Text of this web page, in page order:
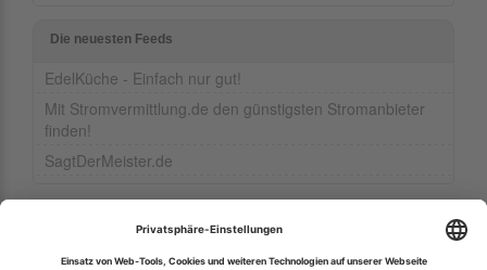
Die neuesten Feeds
EdelKüche - Einfach nur gut!
Mit Stromvermittlung.de den günstigsten Stromanbieter
finden!
SagtDerMeister.de